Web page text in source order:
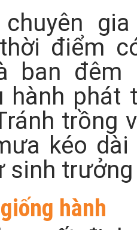
điểm
ban
hành phát
trồng
kéo
sinh
hành